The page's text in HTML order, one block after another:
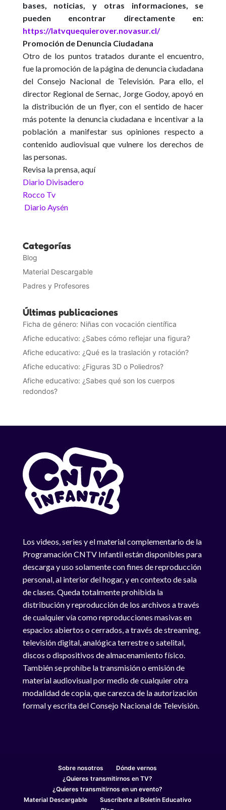
bases, noticias, y otras informaciones, se
pueden encontrar directamente en:
https://latvquequierover.novasur.cl/
Promoción de Denuncia Ciudadana
Otro de los puntos tratados durante el encuentro,
fue la promoción de la página de denuncia ciudadana
del Consejo Nacional de Televisión. Para ello, el
director Regional de Sernac, Jorge Godoy, apoyó en
la distribución de un flyer, con el sentido de hacer
más potente la denuncia ciudadana e incentivar a la
población a manifestar sus opiniones respecto a
contenido audiovisual que vulnere los derechos de
las personas.
Revisa la prensa, aquí
Diario Divisadero
Rocco Tv
Diario Aysén
Categorías
Blog
Material Descargable
Padres y Profesores
Últimas publicaciones
Ficha de género: Niñas con vocación científica
Afiche educativo: ¿Sabes cómo reflejar una figura?
Afiche educativo: ¿Qué es la traslación y rotación?
Afiche educativo: ¿Figuras 3D o Poliedros?
Afiche educativo: ¿Sabes qué son los cuerpos
redondos?
Los videos, series y el material complementario de la
Programación CNTV Infantil están disponibles para
descarga y uso solamente con fines de reproducción
personal, al interior del hogar, y en contexto de sala
de clases. Queda totalmente prohibida la
distribución y reproducción de los archivos a través
de cualquier vía como reproducciones masivas en
espacios abiertos o cerrados, a través de streaming,
televisión digital, analógica terrestre o satelital,
discos o dispositivos de almacenamiento físico.
También se prohíbe la transmisión o emisión de
material audiovisual por medio de cualquier otra
modalidad de copia, que carezca de la autorización
formal y escrita del Consejo Nacional de Televisión.
Sobre nosotros
Dónde vernos
¿Quieres transmitirnos en TV?
¿Quieres transmitirnos en un evento?
Material Descargable
Suscríbete al Boletín Educativo